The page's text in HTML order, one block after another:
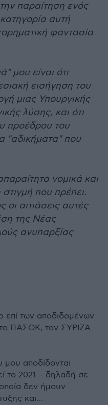
παραίτηση ενός
αυτή
φαντασία
μου είναι ότι
εισήγηση του
μιας Υπουργικής
λύσης, και ότι
προέδρου του
"αδικήματα" που
νομικά και
στιγμή που πρέπει.
αιτιάσεις αυτές
της Νέας
ανυπαρξίας
επί των αποδιδομένων
ΠΑΣΟΚ, τον ΣΥΡΙΖΑ
μου αποδίδονται
το 2021 – δηλαδή σε
δεν ήμουν
και…